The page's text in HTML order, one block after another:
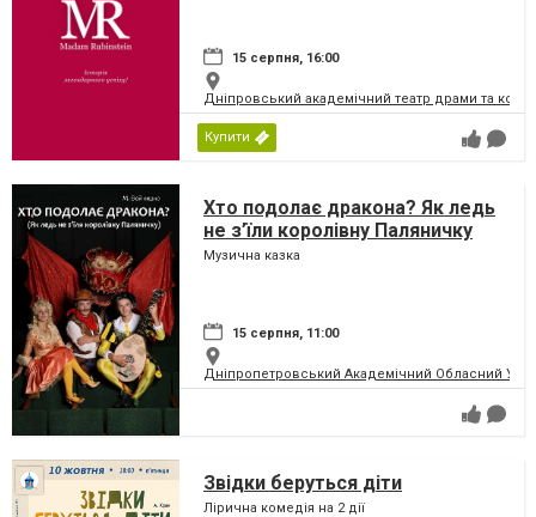
15 серпня, 16:00
Дніпровський академічний театр драми та
Купити
Хто подолає дракона? Як ледь
не з’їли королівну Паляничку
Музична казка
15 серпня, 11:00
Дніпропетровський Академічний Обласний
Звідки беруться діти
Лірична комедія на 2 дії